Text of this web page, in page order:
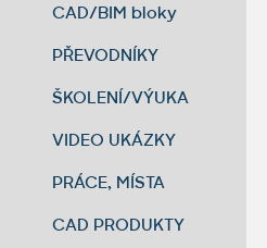
CAD/BIM bloky
PŘEVODNÍKY
ŠKOLENÍ/VÝUKA
VIDEO UKÁZKY
PRÁCE, MÍSTA
CAD PRODUKTY